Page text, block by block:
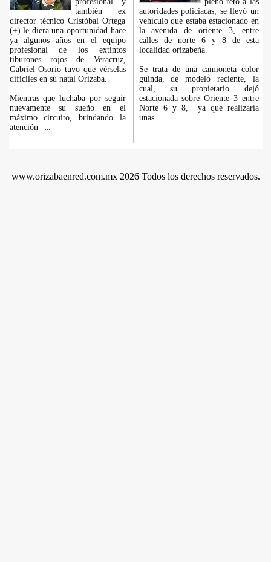
también ex
director técnico Cristóbal Ortega
(+) le diera una oportunidad hace
ya algunos años en el equipo
profesional de los extintos
tiburones rojos de Veracruz,
Gabriel Osorio tuvo que vérselas
difíciles en su natal Orizaba.
Mientras que luchaba por seguir
nuevamente su sueño en el
máximo circuito, brindando la
atención
autoridades policiacas, se llevó un
vehículo que estaba estacionado en
la avenida de oriente 3, entre
calles de norte 6 y 8 de esta
localidad orizabeña.
Se trata de una camioneta color
guinda, de modelo reciente, la
cual, su propietario dejó
estacionada sobre Oriente 3 entre
Norte 6 y 8, ya que realizaría
unas
www.orizabaenred.com.mx 2026 Todos los derechos reservados.